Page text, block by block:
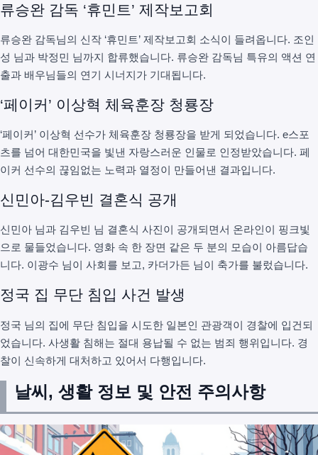
류승완 감독 ‘휴민트’ 제작보고회
류승완 감독님의 신작 ‘휴민트’ 제작보고회 소식이 들려옵니다. 조인
성 님과 박정민 님까지 합류했습니다. 류승완 감독님 특유의 액션 연
출과 배우님들의 연기 시너지가 기대됩니다.
‘페이커’ 이상혁 체육훈장 청룡장
‘페이커’ 이상혁 선수가 체육훈장 청룡장을 받게 되었습니다. e스포
츠를 넘어 대한민국을 빛낸 자랑스러운 인물로 인정받았습니다. 페
이커 선수의 끊임없는 노력과 열정이 만들어낸 결과입니다.
신민아-김우빈 결혼식 공개
신민아 님과 김우빈 님 결혼식 사진이 공개되면서 온라인이 핑크빛
으로 물들었습니다. 영화 속 한 장면 같은 두 분의 모습이 아름답습
니다. 이광수 님이 사회를 보고, 카더가든 님이 축가를 불렀습니다.
정국 집 무단 침입 사건 발생
정국 님의 집에 무단 침입을 시도한 일본인 관광객이 경찰에 입건되
었습니다. 사생활 침해는 절대 용납될 수 없는 범죄 행위입니다. 경
찰이 신속하게 대처하고 있어서 다행입니다.
날씨, 생활 정보 및 안전 주의사항